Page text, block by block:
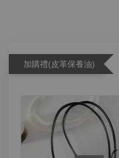
加購禮(皮革保養油)